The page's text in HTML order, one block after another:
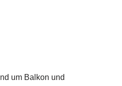
um Balkon und